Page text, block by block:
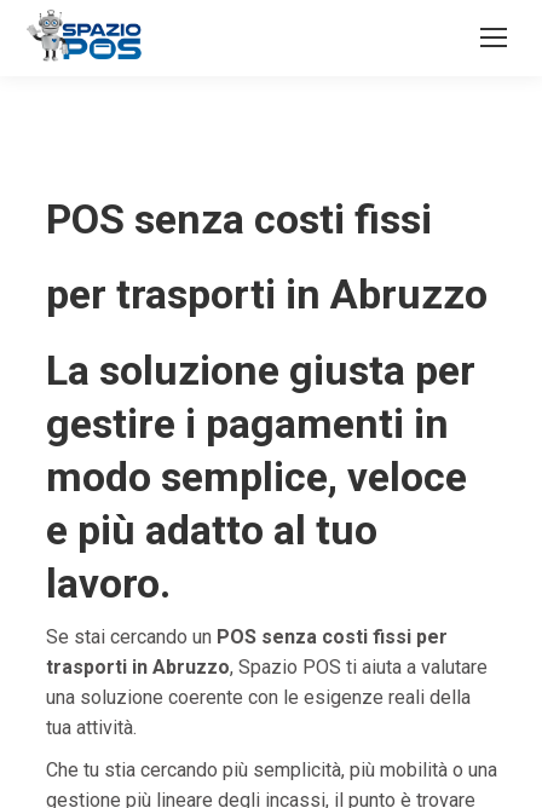
POS senza costi fissi
per trasporti in Abruzzo
La soluzione giusta per
gestire i pagamenti in
modo semplice, veloce
e più adatto al tuo
lavoro.
Se stai cercando un POS senza costi fissi per
trasporti in Abruzzo, Spazio POS ti aiuta a valutare
una soluzione coerente con le esigenze reali della
tua attività.
Che tu stia cercando più semplicità, più mobilità o una
gestione più lineare degli incassi, il punto è trovare